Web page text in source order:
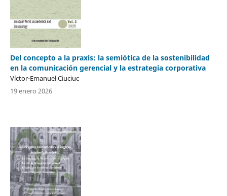
Del concepto a la praxis: la semiótica de la sostenibilidad
en la comunicación gerencial y la estrategia corporativa
Víctor-Emanuel Ciuciuc
19 enero 2026